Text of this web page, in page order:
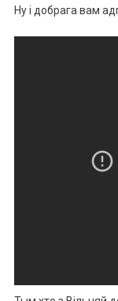
Ну і добрага вам